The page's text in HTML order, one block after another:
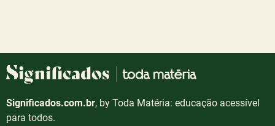
Significados.com.br, by Toda Matéria: educação acessível
para todos.